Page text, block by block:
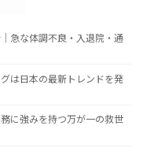
急な体調不良・入退院・通
は日本の最新トレンドを発
に強みを持つ万が一の救世